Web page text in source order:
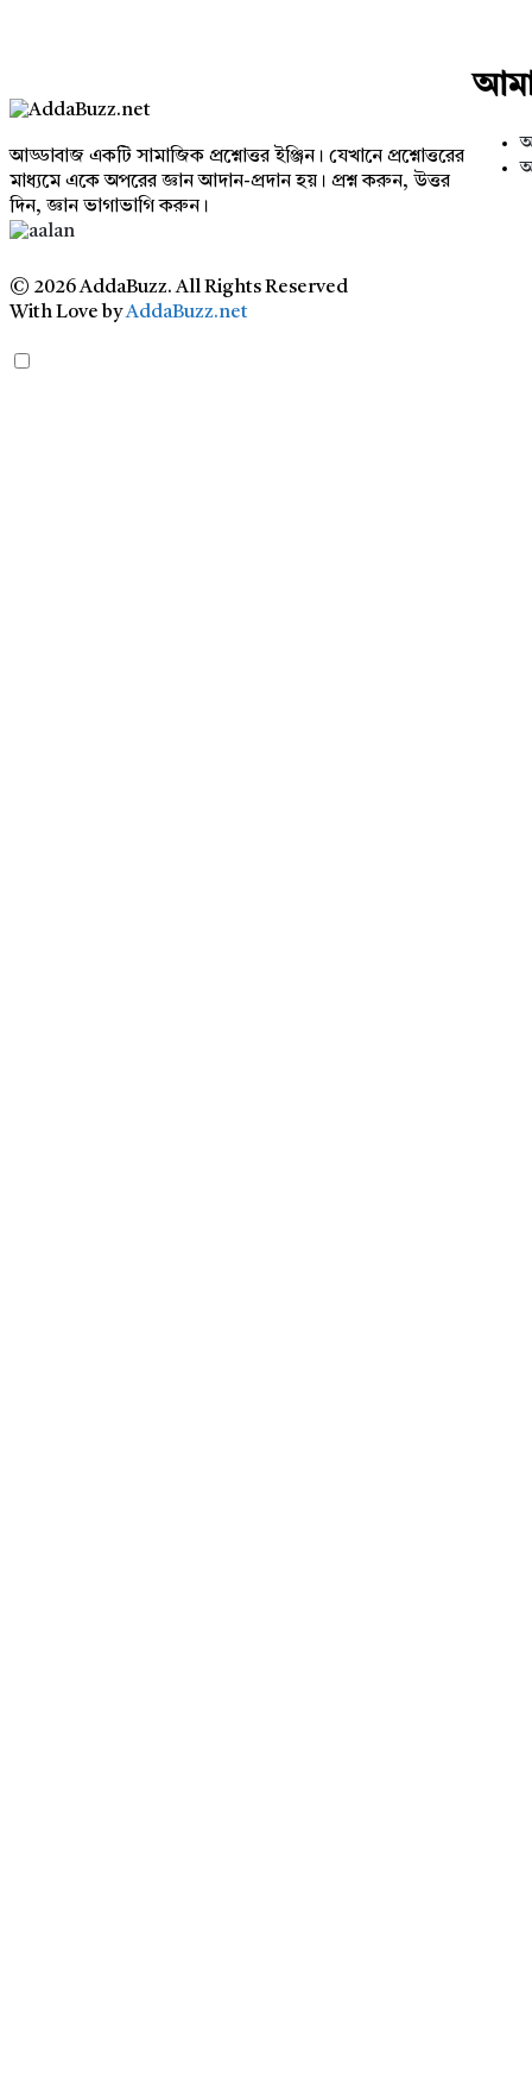
আড্ডাবাজ একটি সামাজিক প্রশ্নোত্তর ইঞ্জিন। যেখানে প্রশ্নোত্তরের
মাধ্যমে একে অপরের জ্ঞান আদান-প্রদান হয়। প্রশ্ন করুন, উত্তর
দিন, জ্ঞান ভাগাভাগি করুন।
Adv
234x60
© 2026 AddaBuzz. All Rights Reserved
With Love byAddaBuzz.net